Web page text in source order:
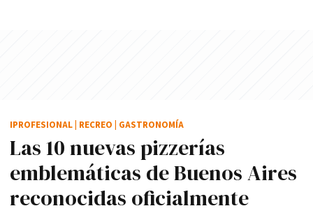
Las 10 nuevas pizzerías
emblemáticas de Buenos Aires
reconocidas oficialmente
IPROFESIONAL RECREO GASTRONOMÍA